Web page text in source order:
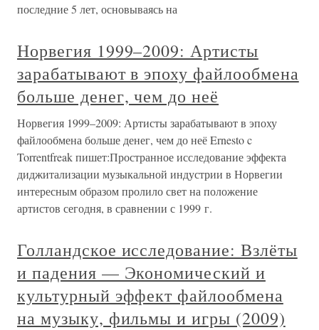
последние 5 лет, основываясь на
Норвегия 1999–2009: Артисты
зарабатывают в эпоху файлообмена
больше денег, чем до неё
Норвегия 1999–2009: Артисты зарабатывают в эпоху
файлообмена больше денег, чем до неё Ernesto c
Torrentfreak пишет:Пространное исследование эффекта
диджитализации музыкальной индустрии в Норвегии
интересным образом пролило свет на положение
артистов сегодня, в сравнении с 1999 г.
Голландское исследование: Взлёты
и падения — Экономический и
культурный эффект файлообмена
на музыку, фильмы и игры (2009)